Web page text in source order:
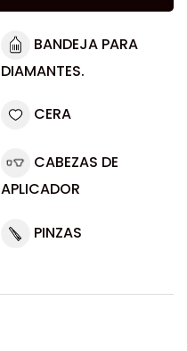
BANDEJA PARA
DIAMANTES.
CERA
CABEZAS DE
APLICADOR
PINZAS